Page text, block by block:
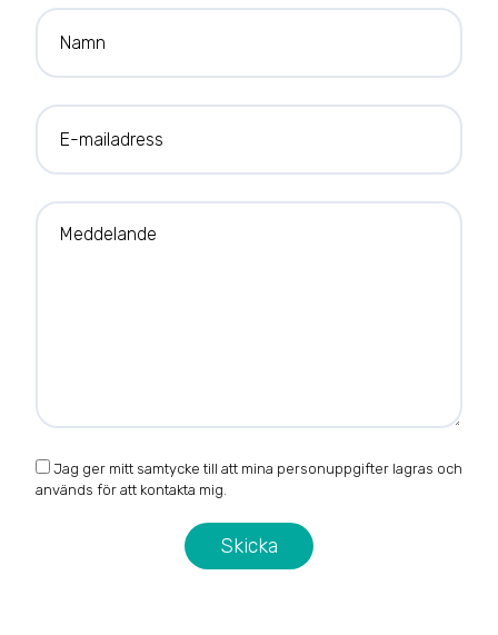
Namn
E-mailadress
Meddelande
Jag ger mitt samtycke till att mina personuppgifter lagras och
används för att kontakta mig.